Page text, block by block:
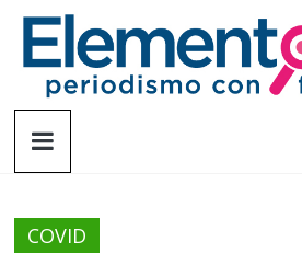
Saltar
contenido
Elementosmx
fundamento
COVID